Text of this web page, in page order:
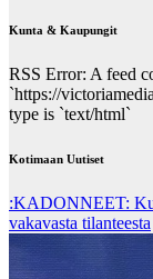
Kunta & Kaupungit
RSS Error: A feed
`https://
type is `text/html`
Kotimaan Uutiset
:KADONNEET:
vakavasta tilanteesta